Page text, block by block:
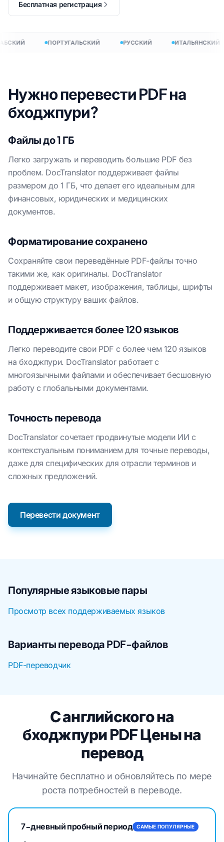
Бесплатная регистрация
ПОРТУГАЛЬСКИЙ РУССКИЙ ИТАЛЬЯНСКИЙ
Нужно перевести PDF на
бходжпури?
Файлы до 1 ГБ
Легко загружать и переводить большие PDF без
проблем. DocTranslator поддерживает файлы
размером до 1 ГБ, что делает его идеальным для
финансовых, юридических и медицинских
документов.
Форматирование сохранено
Сохраняйте свои переведённые PDF-файлы точно
такими же, как оригиналы. DocTranslator
поддерживает макет, изображения, таблицы, шрифты
и общую структуру ваших файлов.
Поддерживается более 120 языков
Легко переводите свои PDF с более чем 120 языков
на бходжпури. DocTranslator работает с
многоязычными файлами и обеспечивает бесшовную
работу с глобальными документами.
Точность перевода
DocTranslator сочетает продвинутые модели ИИ с
контекстуальным пониманием для точные переводы,
даже для специфических для отрасли терминов и
сложных предложений.
Перевести документ
Популярные языковые пары
Просмотр всех поддерживаемых языков
Варианты перевода PDF-файлов
PDF-переводчик
С английского на
бходжпури PDF Цены на
перевод
Начинайте бесплатно и обновляйтесь по мере
роста потребностей в переводе.
7-дневный пробный период САМЫЕ ПОПУЛЯРНЫЕ